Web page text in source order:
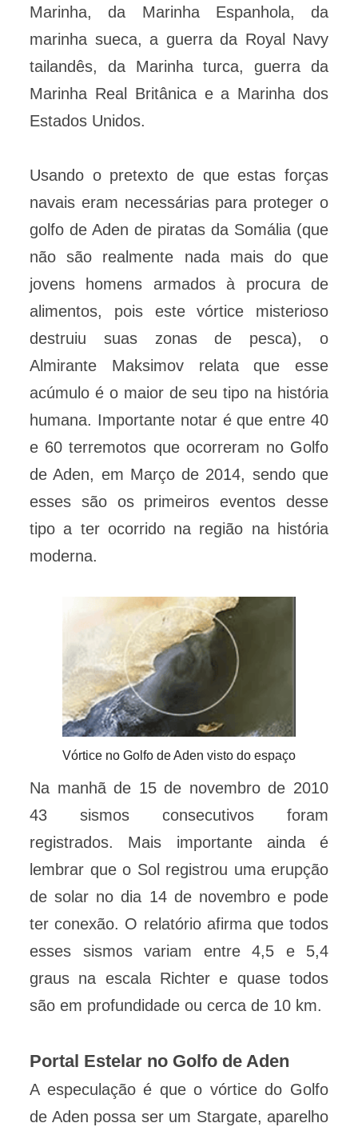
Marinha, da Marinha Espanhola, da
marinha sueca, a guerra da Royal Navy
tailandês, da Marinha turca, guerra da
Marinha Real Britânica e a Marinha dos
Estados Unidos.
Usando o pretexto de que estas forças
navais eram necessárias para proteger o
golfo de Aden de piratas da Somália (que
não são realmente nada mais do que
jovens homens armados à procura de
alimentos, pois este vórtice misterioso
destruiu suas zonas de pesca), o
Almirante Maksimov relata que esse
acúmulo é o maior de seu tipo na história
humana. Importante notar é que entre 40
e 60 terremotos que ocorreram no Golfo
de Aden, em Março de 2014, sendo que
esses são os primeiros eventos desse
tipo a ter ocorrido na região na história
moderna.
Vórtice no Golfo de Aden visto do espaço
Na manhã de 15 de novembro de 2010
43 sismos consecutivos foram
registrados. Mais importante ainda é
lembrar que o Sol registrou uma erupção
de solar no dia 14 de novembro e pode
ter conexão. O relatório afirma que todos
esses sismos variam entre 4,5 e 5,4
graus na escala Richter e quase todos
são em profundidade ou cerca de 10 km.
Portal Estelar no Golfo de Aden
A especulação é que o vórtice do Golfo
de Aden possa ser um Stargate, aparelho